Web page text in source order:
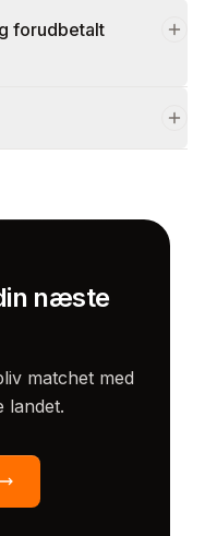
forudbetalt
næste
matchet med
landet.